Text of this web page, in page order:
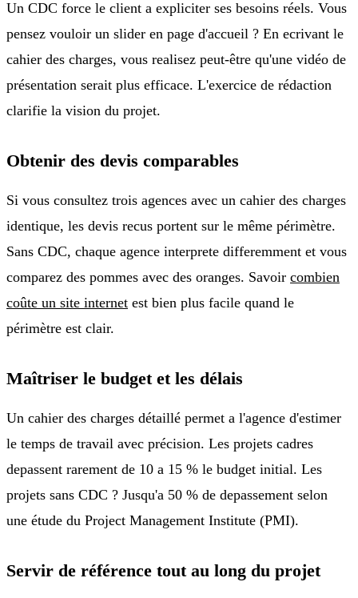
Un CDC force le client a expliciter ses besoins réels. Vous
pensez vouloir un slider en page d'accueil ? En ecrivant le
cahier des charges, vous realisez peut-être qu'une vidéo de
présentation serait plus efficace. L'exercice de rédaction
clarifie la vision du projet.
Obtenir des devis comparables
Si vous consultez trois agences avec un cahier des charges
identique, les devis recus portent sur le même périmètre.
Sans CDC, chaque agence interprete differemment et vous
comparez des pommes avec des oranges. Savoir combien
coûte un site internet est bien plus facile quand le
périmètre est clair.
Maîtriser le budget et les délais
Un cahier des charges détaillé permet a l'agence d'estimer
le temps de travail avec précision. Les projets cadres
depassent rarement de 10 a 15 % le budget initial. Les
projets sans CDC ? Jusqu'a 50 % de depassement selon
une étude du Project Management Institute (PMI).
Servir de référence tout au long du projet